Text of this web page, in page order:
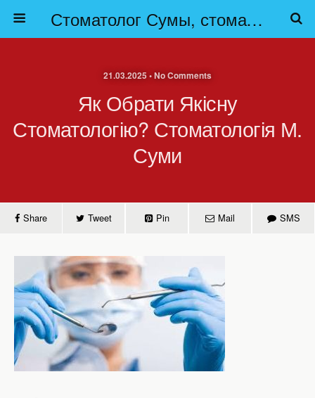
Стоматолог Сумы, стоматологические клиники Сумы, детская стоматология в Сумах. | Частная стоматология Сумы
21.03.2025 • No Comments
Як Обрати Якісну
Стоматологію? Стоматологія М.
Суми
Share Tweet Pin Mail SMS